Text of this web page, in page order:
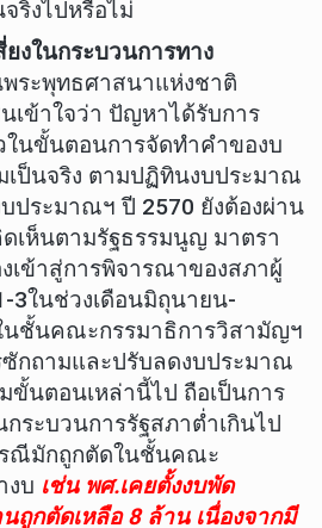
ริงไปหรือไม่
ยงในกระบวนการทาง
ระพุทธศาสนาแห่งชาติ
เข้าใจว่า ปัญหาได้รับการ
ในขั้นตอนการจัดทำคำของบ
ป็นจริง ตามปฏิทินงบประมาณ
ประมาณฯ ปี 2570 ยังต้องผ่าน
เห็นตามรัฐธรรมนูญ มาตรา
เข้าสู่การพิจารณาของสภาผู้
3ในช่วงเดือนมิถุนายน-
นชั้นคณะกรรมาธิการวิสามัญฯ
กถามและปรับลดงบประมาณ
นตอนเหล่านี้ไป ถือเป็นการ
กระบวนการรัฐสภาต่ำเกินไป
ณีมักถูกตัดในชั้นคณะ
งบ เช่น พศ.เคยตั้งงบพัด
กตัดเหลือ 8 ล้าน เนื่องจากมี